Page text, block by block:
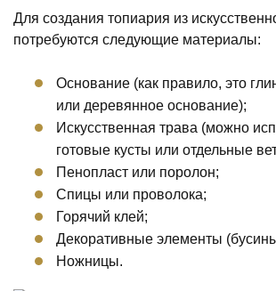
Для создания топиария из
потребуются следующие материалы:
Основание (как правило, это
или деревянное основание);
Искусственная трава (можно
готовые кусты или отдельные
Пенопласт или поролон;
Спицы или проволока;
Горячий клей;
Декоративные элементы
Ножницы.